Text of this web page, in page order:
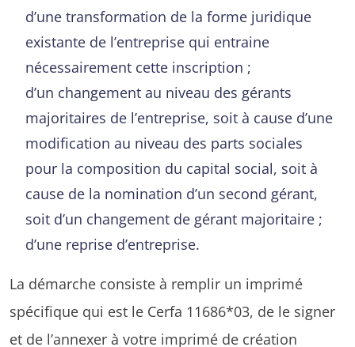
d’une transformation de la forme juridique
existante de l’entreprise qui entraine
nécessairement cette inscription ;
d’un changement au niveau des gérants
majoritaires de l’entreprise, soit à cause d’une
modification au niveau des parts sociales
pour la composition du capital social, soit à
cause de la nomination d’un second gérant,
soit d’un changement de gérant majoritaire ;
d’une reprise d’entreprise.
La démarche consiste à remplir un imprimé
spécifique qui est le Cerfa 11686*03, de le signer
et de l’annexer à votre imprimé de création